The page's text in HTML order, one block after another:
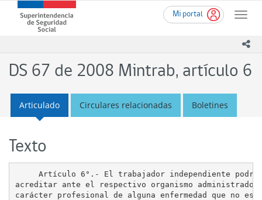
contenido
Mi portal
Toggle
Superintendencia
de
(SUSESO)
-
de
Chile
DS 67 de 2008 Mintrab, artículo 6
Articulado Circulares relacionadas Boletines
Texto
     Artículo 6°.- El trabajador independiente podrá
acreditar ante el respectivo organismo
carácter profesional de alguna enfermedad que no